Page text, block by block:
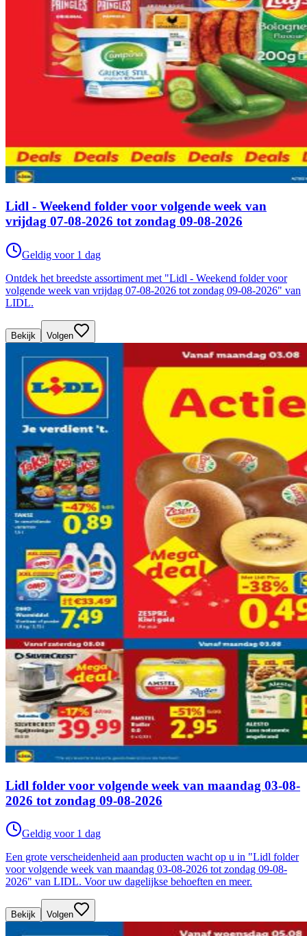
Lidl - Weekend folder voor volgende week van
vrijdag 07-08-2026 tot zondag 09-08-2026
Geldig voor 1 dag
Ontdek het breedste assortiment met "Lidl - Weekend folder voor
volgende week van vrijdag 07-08-2026 tot zondag 09-08-2026" van
LIDL.
Bekijk Volgen
Lidl folder voor volgende week van maandag 03-08-
2026 tot zondag 09-08-2026
Geldig voor 1 dag
Een grote verscheidenheid aan producten wacht op u in "Lidl folder
voor volgende week van maandag 03-08-2026 tot zondag 09-08-
2026" van LIDL. Voor uw dagelijkse behoeften en meer.
Bekijk Volgen